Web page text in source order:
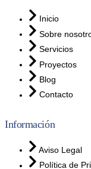
Inicio
Sobre
Servicios
Proyectos
Blog
Contacto
Información
Aviso Legal
Política de